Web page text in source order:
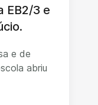
EB2/3 e
e de
abriu